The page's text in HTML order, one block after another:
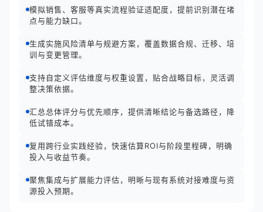
模拟销售、客服等真实流程验证适配度，提前识别潜在堵
点与能力缺口。
生成实施风险清单与规避方案，覆盖数据合规、迁移、培
训与变更管理。
支持自定义评估维度与权重设置，贴合战略目标，灵活调
整决策依据。
汇总总体评分与优先顺序，提供清晰结论与备选路径，降
低试错成本。
复用跨行业实践经验，快速估算ROI与阶段里程碑，明确
投入与收益节奏。
聚焦集成与扩展能力评估，明晰与现有系统对接难度与资
源投入预期。